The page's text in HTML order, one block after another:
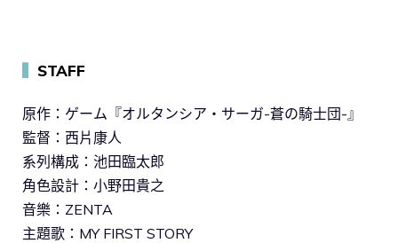
STAFF
原作：ゲーム『オルタンシア・サーガ-蒼の騎士団-』
監督：西片康人
系列構成：池田臨太郎
角色設計：小野田貴之
音樂：ZENTA
主題歌：MY FIRST STORY